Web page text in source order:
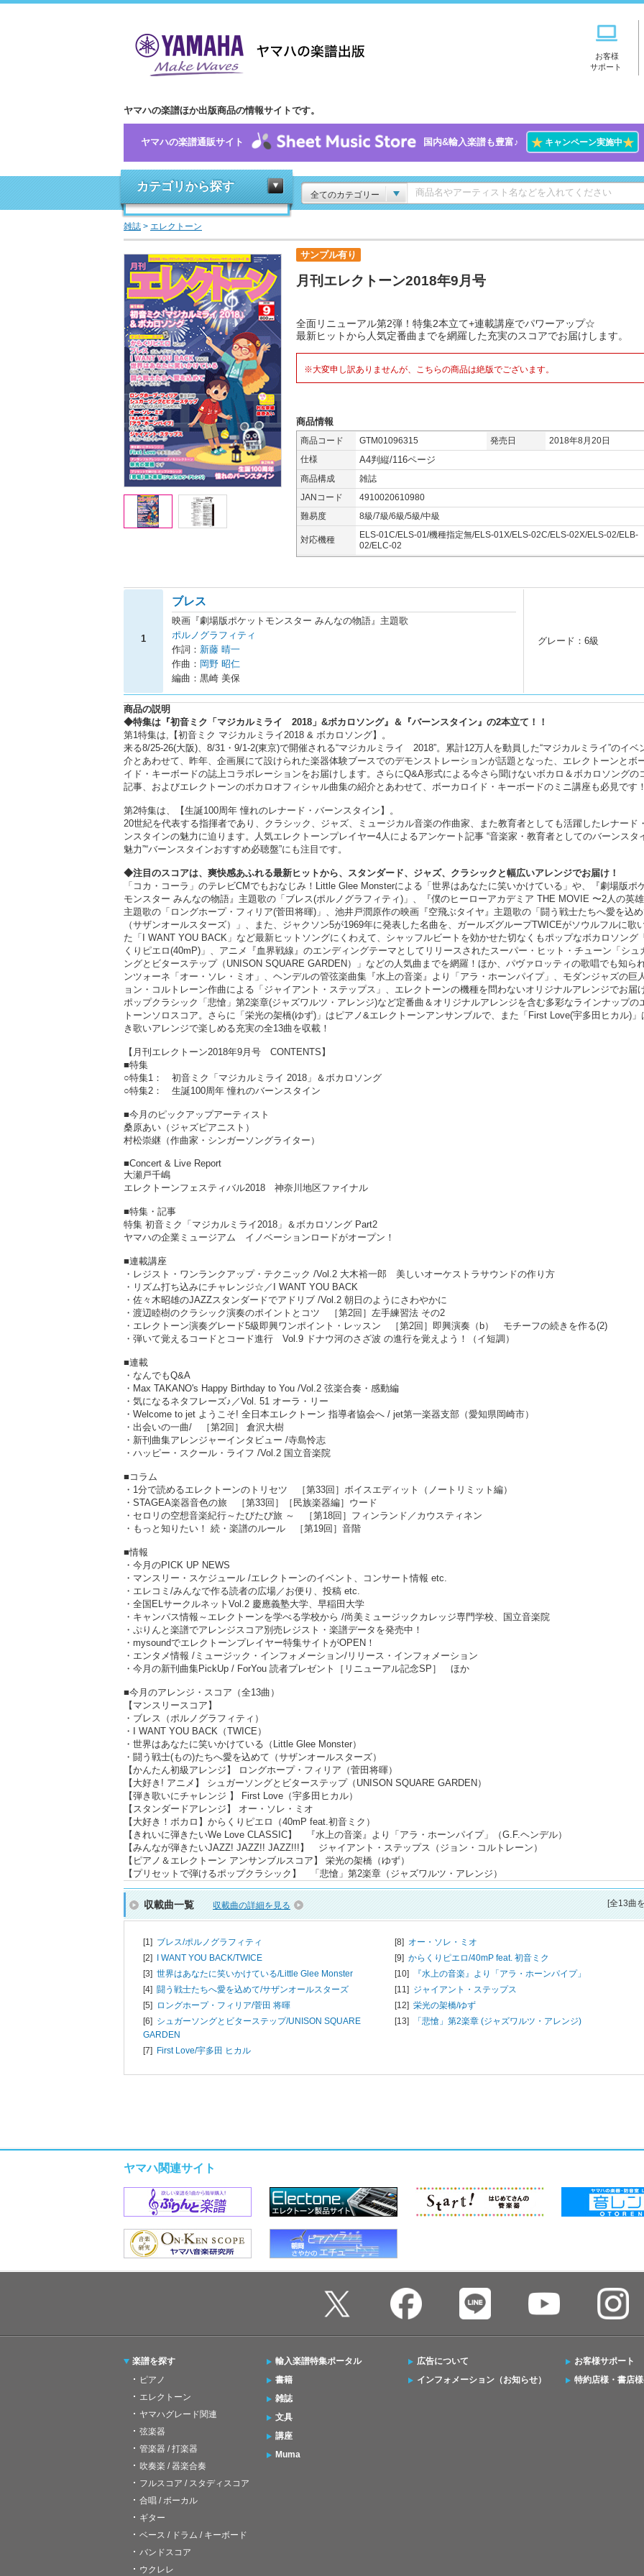
お客様
サポート
ヤマハの楽譜ほか出版商品の情報サイトです。
ヤマハの楽譜通販サイト 国内&輸入楽譜も豊富♪ ★キャンペーン実施中★
カテゴリから探す
全てのカテゴリー
雑誌 > エレクトーン
サンプル有り
月刊エレクトーン2018年9月号
全面リニューアル第2弾！特集2本立て+連載講座でパワーアップ☆
最新ヒットから人気定番曲までを網羅した充実のスコアでお届けします。
※大変申し訳ありませんが、こちらの商品は絶版でございます。
商品情報
商品コード GTM01096315 発売日
2018年8月20日
仕様
A4判縦/116ページ
商品構成
雑誌
JANコード
4910020610980
難易度
8級/7級/6級/5級/中級
対応機種
ELS-01C/ELS-01/機種指定無/ELS-01X/ELS-02C/ELS-02X/ELS-02/ELB-
02/ELC-02
1
ブレス
映画『劇場版ポケットモンスター みんなの物語』主題歌
ポルノグラフィティ
作詞： 新藤 晴一
作曲： 岡野 昭仁
編曲：黒崎 美保
グレード：6級
商品の説明
◆特集は『初音ミク「マジカルミライ 2018」&ボカロソング』＆『バーンスタイン』の2本立て！！
第1特集は,【初音ミク マジカルミライ2018 & ボカロソング】。
来る8/25-26(大阪)、8/31・9/1-2(東京)で開催される“マジカルミライ 2018”。累計12万人を動員した“マジカルミライ”のイベ
介とあわせて、昨年、企画展にて設けられた楽器体験ブースでのデモンストレーションが話題となった、エレクトーンとボ
イド・キーボードの誌上コラボレーションをお届けします。さらにQ&A形式による今さら聞けないボカロ＆ボカロソングの
記事、およびエレクトーンのボカロオフィシャル曲集の紹介とあわせて、ボーカロイド・キーボードのミニ講座も必見です
第2特集は、【生誕100周年 憧れのレナード・バーンスタイン】。
20世紀を代表する指揮者であり、クラシック、ジャズ、ミュージカル音楽の作曲家、また教育者としても活躍したレナード
ンスタインの魅力に迫ります。人気エレクトーンプレイヤー4人によるアンケート記事 “音楽家・教育者としてのバーンスタ
魅力”“バーンスタインおすすめ必聴盤”にも注目です。
◆注目のスコアは、爽快感あふれる最新ヒットから、スタンダード、ジャズ、クラシックと幅広いアレンジでお届け！
「コカ・コーラ」のテレビCMでもおなじみ！Little Glee Monsterによる「世界はあなたに笑いかけている」や、『劇場版ポ
モンスター みんなの物語』主題歌の「ブレス(ポルノグラフィティ)」、『僕のヒーローアカデミア THE MOVIE 〜2人の英
主題歌の「ロングホープ・フィリア(菅田将暉)」、池井戸潤原作の映画『空飛ぶタイヤ』主題歌の「闘う戦士たちへ愛を込
（サザンオールスターズ）」、また、ジャクソン5が1969年に発表した名曲を、ガールズグループTWICEがソウルフルに歌
た「I WANT YOU BACK」など最新ヒットソングにくわえて、シャッフルビートを効かせた切なくもポップなボカロソング
くりピエロ(40mP)」、アニメ『血界戦線』のエンディングテーマとしてリリースされたスーパー・ヒット・チューン「シュ
ングとビターステップ（UNISON SQUARE GARDEN）」などの人気曲までを網羅！ほか、パヴァロッティの歌唱でも知ら
ンツォーネ「オー・ソレ・ミオ」、ヘンデルの管弦楽曲集『水上の音楽』より「アラ・ホーンパイプ」、モダンジャズの巨
ョン・コルトレーン作曲による「ジャイアント・ステップス」、エレクトーンの機種を問わないオリジナルアレンジでお届
ポップクラシック「悲愴」第2楽章(ジャズワルツ・アレンジ)など定番曲＆オリジナルアレンジを含む多彩なラインナップの
トーンソロスコア。さらに「栄光の架橋(ゆず)」はピアノ&エレクトーンアンサンブルで、また「First Love(宇多田ヒカル)」
き歌いアレンジで楽しめる充実の全13曲を収載！
【月刊エレクトーン2018年9月号 CONTENTS】
■特集
○特集1： 初音ミク「マジカルミライ 2018」＆ボカロソング
○特集2： 生誕100周年 憧れのバーンスタイン
■今月のピックアップアーティスト
桑原あい（ジャズピアニスト）
村松崇継（作曲家・シンガーソングライター）
■Concert & Live Report
大瀬戸千嶋
エレクトーンフェスティバル2018 神奈川地区ファイナル
■特集・記事
特集 初音ミク「マジカルミライ2018」＆ボカロソング Part2
ヤマハの企業ミュージアム イノベーションロードがオープン！
■連載講座
・レジスト・ワンランクアップ・テクニック /Vol.2 大木裕一郎 美しいオーケストラサウンドの作り方
・リズム打ち込みにチャレンジ☆／I WANT YOU BACK
・佐々木昭雄のJAZZスタンダードでアドリブ /Vol.2 朝日のようにさわやかに
・渡辺睦樹のクラシック演奏のポイントとコツ ［第2回］左手練習法 その2
・エレクトーン演奏グレード5級即興ワンポイント・レッスン ［第2回］即興演奏（b） モチーフの続きを作る(2)
・弾いて覚えるコードとコード進行 Vol.9 ドナウ河のさざ波 の進行を覚えよう！（イ短調）
■連載
・なんでもQ&A
・Max TAKANO's Happy Birthday to You /Vol.2 弦楽合奏・感動編
・気になるネタフレーズ♪／Vol. 51 オーラ・リー
・Welcome to jet ようこそ! 全日本エレクトーン 指導者協会へ / jet第一楽器支部（愛知県岡崎市）
・出会いの一曲/ ［第2回］ 倉沢大樹
・新刊曲集アレンジャーインタビュー /寺島怜志
・ハッピー・スクール・ライフ /Vol.2 国立音楽院
■コラム
・1分で読めるエレクトーンのトリセツ ［第33回］ボイスエディット（ノートリミット編）
・STAGEA楽器音色の旅 ［第33回］［民族楽器編］ウード
・セロリの空想音楽紀行～たびたび旅 ～ ［第18回］フィンランド／カウスティネン
・もっと知りたい！ 続・楽譜のルール ［第19回］音階
■情報
・今月のPICK UP NEWS
・マンスリー・スケジュール /エレクトーンのイベント、コンサート情報 etc.
・エレコミ/みんなで作る読者の広場／お便り、投稿 etc.
・全国ELサークルネットVol.2 慶應義塾大学、早稲田大学
・キャンパス情報～エレクトーンを学べる学校から /尚美ミュージックカレッジ専門学校、国立音楽院
・ぷりんと楽譜でアレンジスコア別売レジスト・楽譜データを発売中！
・mysoundでエレクトーンプレイヤー特集サイトがOPEN！
・エンタメ情報 /ミュージック・インフォメーション/リリース・インフォメーション
・今月の新刊曲集PickUp / ForYou 読者プレゼント［リニューアル記念SP］ ほか
■今月のアレンジ・スコア（全13曲）
【マンスリースコア】
・ブレス（ポルノグラフィティ）
・I WANT YOU BACK（TWICE）
・世界はあなたに笑いかけている（Little Glee Monster）
・闘う戦士(もの)たちへ愛を込めて（サザンオールスターズ）
【かんたん初級アレンジ】 ロングホープ・フィリア（菅田将暉）
【大好き! アニメ】 シュガーソングとビターステップ（UNISON SQUARE GARDEN）
【弾き歌いにチャレンジ 】 First Love（宇多田ヒカル）
【スタンダードアレンジ】 オー・ソレ・ミオ
【大好き！ボカロ】からくりピエロ（40mP feat.初音ミク）
【きれいに弾きたいWe Love CLASSIC】 『水上の音楽』より「アラ・ホーンパイプ」（G.F.ヘンデル）
【みんなが弾きたいJAZZ! JAZZ!! JAZZ!!!】 ジャイアント・ステップス（ジョン・コルトレーン）
【ピアノ＆エレクトーン アンサンブルスコア】 栄光の架橋（ゆず）
【プリセットで弾けるポップクラシック】 「悲愴」第2楽章（ジャズワルツ・アレンジ）
収載曲一覧 収載曲の詳細を見る [全13曲
[1] ブレス/ポルノグラフィティ
[2] I WANT YOU BACK/TWICE
[3] 世界はあなたに笑いかけている/Little Glee Monster
[4] 闘う戦士たちへ愛を込めて/サザンオールスターズ
[5] ロングホープ・フィリア/菅田 将暉
[6] シュガーソングとビターステップ/UNISON SQUARE
GARDEN
[7] First Love/宇多田 ヒカル
[8] オー・ソレ・ミオ
[9] からくりピエロ/40mP feat. 初音ミク
[10]
『水上の音楽』より「アラ・ホーンパイプ」
[11] ジャイアント・ステップス
[12] 栄光の架橋/ゆず
[13]
「悲愴」第2楽章 (ジャズワルツ・アレンジ)
ヤマハ関連サイト
楽譜を探す
ピアノ
エレクトーン
ヤマハグレード関連
弦楽器
管楽器 / 打楽器
吹奏楽 / 器楽合奏
フルスコア / スタディスコア
合唱 / ボーカル
ギター
ベース / ドラム / キーボード
バンドスコア
ウクレレ
輸入楽譜特集ポータル
書籍
雑誌
文具
講座
Muma
広告について
インフォメーション（お知らせ）
お客様サポート
特約店様・書店